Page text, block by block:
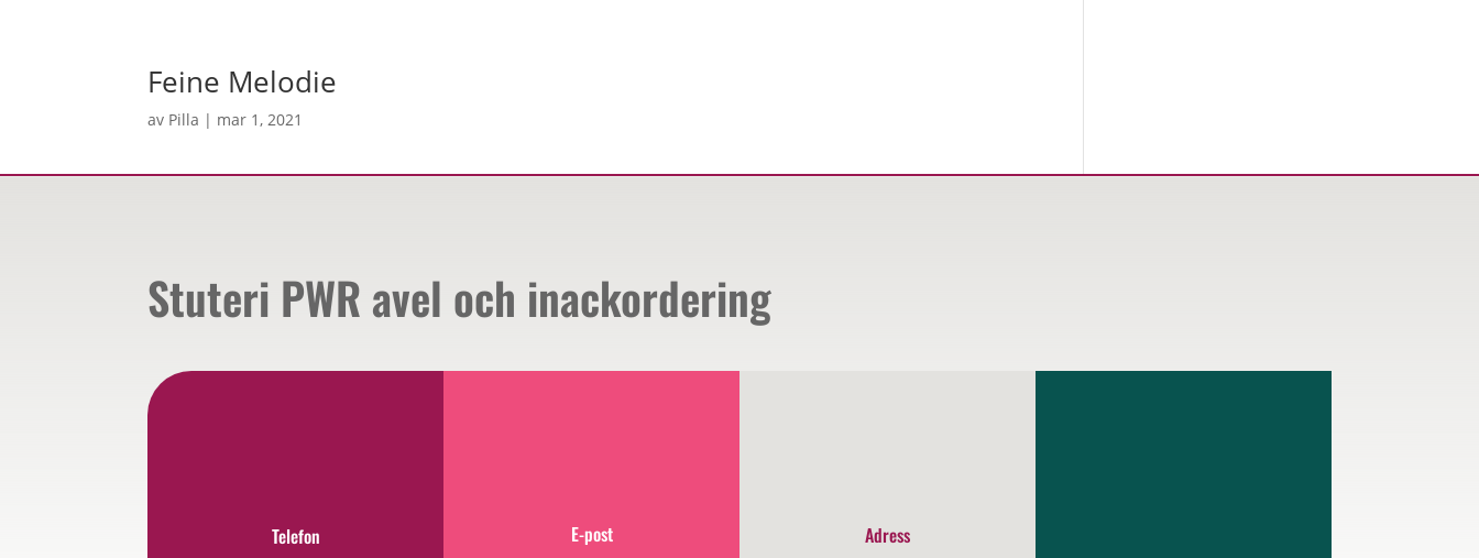
Feine Melodie
av Pilla | mar 1, 2021
Stuteri PWR avel och inackordering
Telefon
E-post Adress